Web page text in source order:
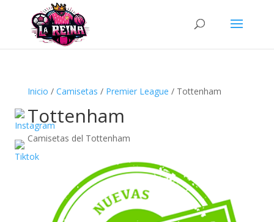
Búsqueda
productos
Inicio / Camisetas / Premier League / Tottenham
Tottenham
Camisetas del Tottenham